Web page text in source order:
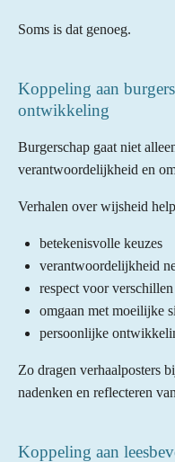
Soms is dat genoeg.
Koppeling aan
ontwikkeling
Burgerschap gaat niet
verantwoordelijkheid en
Verhalen over wijsheid
betekenisvolle keuzes
verantwoordelijkheid
respect voor verschillen
omgaan met moeilijke
persoonlijke
Zo dragen verhaalposters
nadenken en reflecteren
Koppeling aan